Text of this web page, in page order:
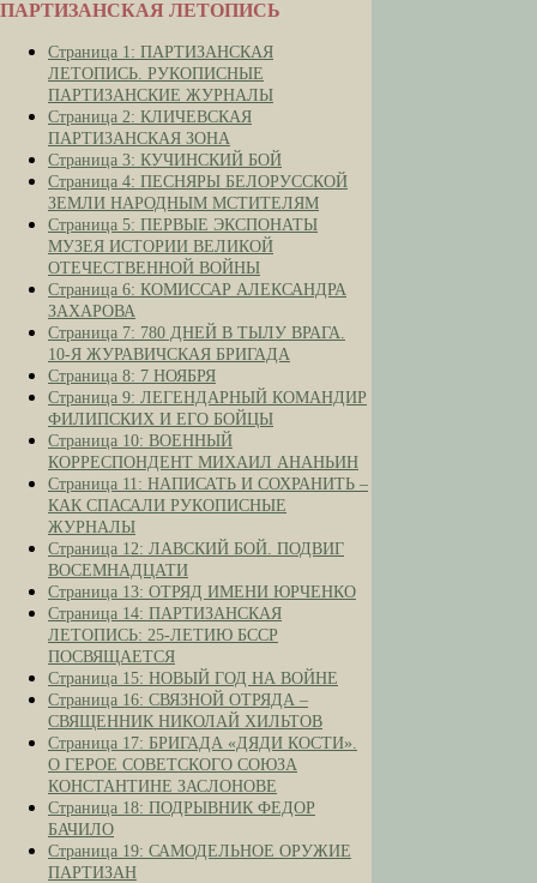
ПАРТИЗАНСКАЯ ЛЕТОПИСЬ
Страница 1: ПАРТИЗАНСКАЯ
ЛЕТОПИСЬ. РУКОПИСНЫЕ
ПАРТИЗАНСКИЕ ЖУРНАЛЫ
Страница 2: КЛИЧЕВСКАЯ
ПАРТИЗАНСКАЯ ЗОНА
Страница 3: КУЧИНСКИЙ БОЙ
Страница 4: ПЕСНЯРЫ БЕЛОРУССКОЙ
ЗЕМЛИ НАРОДНЫМ МСТИТЕЛЯМ
Страница 5: ПЕРВЫЕ ЭКСПОНАТЫ
МУЗЕЯ ИСТОРИИ ВЕЛИКОЙ
ОТЕЧЕСТВЕННОЙ ВОЙНЫ
Страница 6: КОМИССАР АЛЕКСАНДРА
ЗАХАРОВА
Страница 7: 780 ДНЕЙ В ТЫЛУ ВРАГА.
10-Я ЖУРАВИЧСКАЯ БРИГАДА
Страница 8: 7 НОЯБРЯ
Страница 9: ЛЕГЕНДАРНЫЙ КОМАНДИР
ФИЛИПСКИХ И ЕГО БОЙЦЫ
Страница 10: ВОЕННЫЙ
КОРРЕСПОНДЕНТ МИХАИЛ АНАНЬИН
Страница 11: НАПИСАТЬ И СОХРАНИТЬ –
КАК СПАСАЛИ РУКОПИСНЫЕ
ЖУРНАЛЫ
Страница 12: ЛАВСКИЙ БОЙ. ПОДВИГ
ВОСЕМНАДЦАТИ
Страница 13: ОТРЯД ИМЕНИ ЮРЧЕНКО
Страница 14: ПАРТИЗАНСКАЯ
ЛЕТОПИСЬ: 25-ЛЕТИЮ БССР
ПОСВЯЩАЕТСЯ
Страница 15: НОВЫЙ ГОД НА ВОЙНЕ
Страница 16: СВЯЗНОЙ ОТРЯДА –
СВЯЩЕННИК НИКОЛАЙ ХИЛЬТОВ
Страница 17: БРИГАДА «ДЯДИ КОСТИ».
О ГЕРОЕ СОВЕТСКОГО СОЮЗА
КОНСТАНТИНЕ ЗАСЛОНОВЕ
Страница 18: ПОДРЫВНИК ФЕДОР
БАЧИЛО
Страница 19: САМОДЕЛЬНОЕ ОРУЖИЕ
ПАРТИЗАН